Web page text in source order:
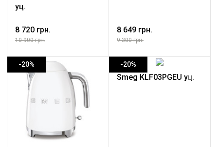
уц.
8 720 грн.
10 900 грн.
8 649 грн.
9 300 грн.
-20% -20%
Smeg KLF03PGEU уц.